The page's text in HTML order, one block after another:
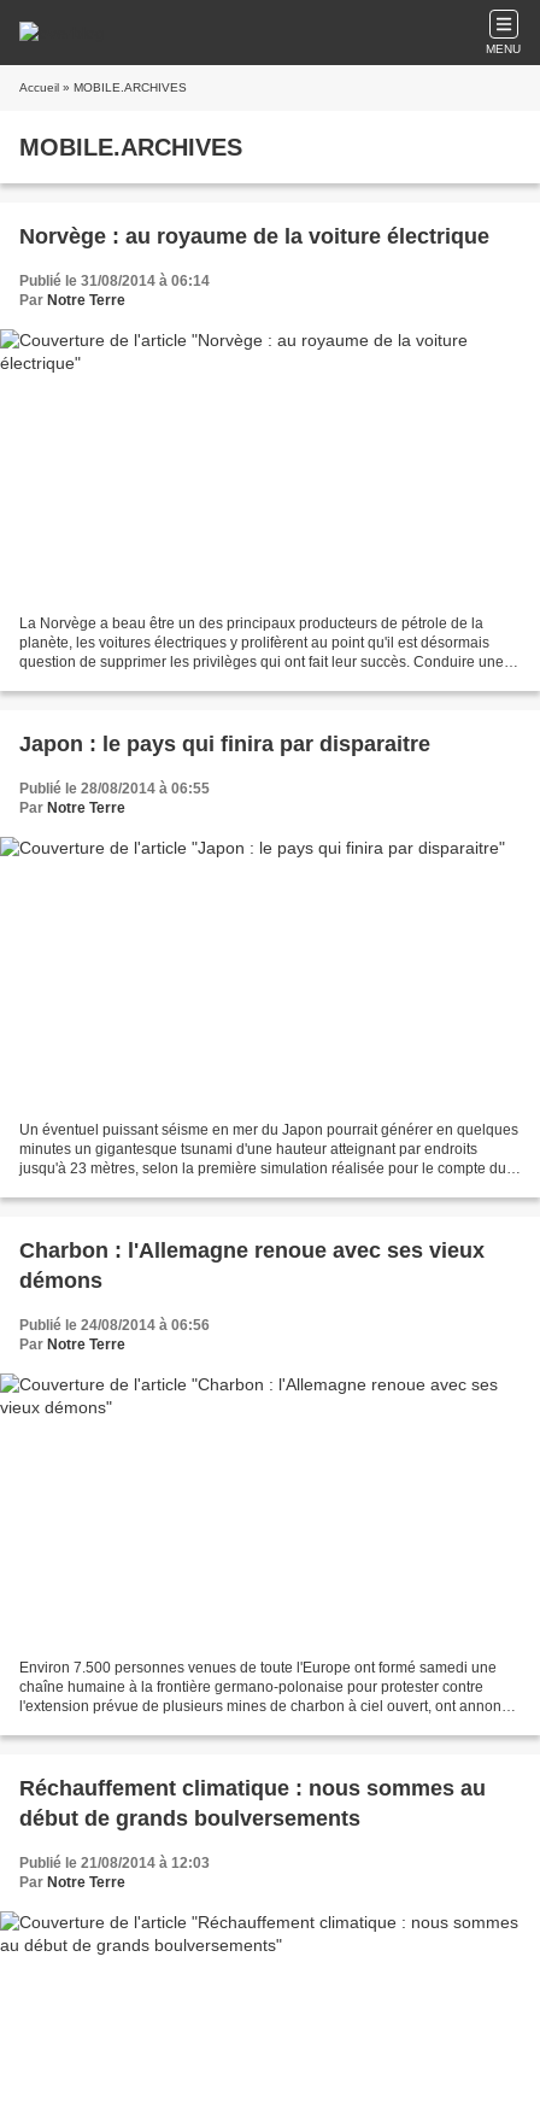
MENU
Accueil » MOBILE.ARCHIVES
MOBILE.ARCHIVES
Norvège : au royaume de la voiture électrique
Publié le 31/08/2014 à 06:14
Par Notre Terre
La Norvège a beau être un des principaux producteurs de pétrole de la
planète, les voitures électriques y prolifèrent au point qu'il est désormais
question de supprimer les privilèges qui ont fait leur succès. Conduire une
Japon : le pays qui finira par disparaitre
Publié le 28/08/2014 à 06:55
Par Notre Terre
Un éventuel puissant séisme en mer du Japon pourrait générer en quelques
minutes un gigantesque tsunami d'une hauteur atteignant par endroits
jusqu'à 23 mètres, selon la première simulation réalisée pour le compte du
Charbon : l'Allemagne renoue avec ses vieux
démons
Publié le 24/08/2014 à 06:56
Par Notre Terre
Environ 7.500 personnes venues de toute l'Europe ont formé samedi une
chaîne humaine à la frontière germano-polonaise pour protester contre
l'extension prévue de plusieurs mines de charbon à ciel ouvert, ont annoncé
Réchauffement climatique : nous sommes au
début de grands boulversements
Publié le 21/08/2014 à 12:03
Par Notre Terre